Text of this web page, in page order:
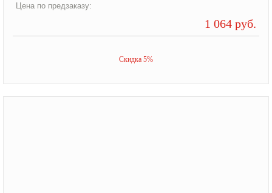
Цена по предзаказу:
1 064 руб.
Скидка 5%